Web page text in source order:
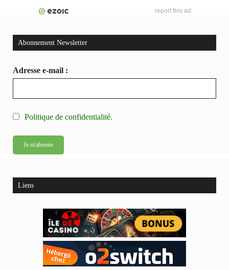
report this ad
Abonnement Newsletter
Adresse e-mail :
Politique de confidentialité.
Liens